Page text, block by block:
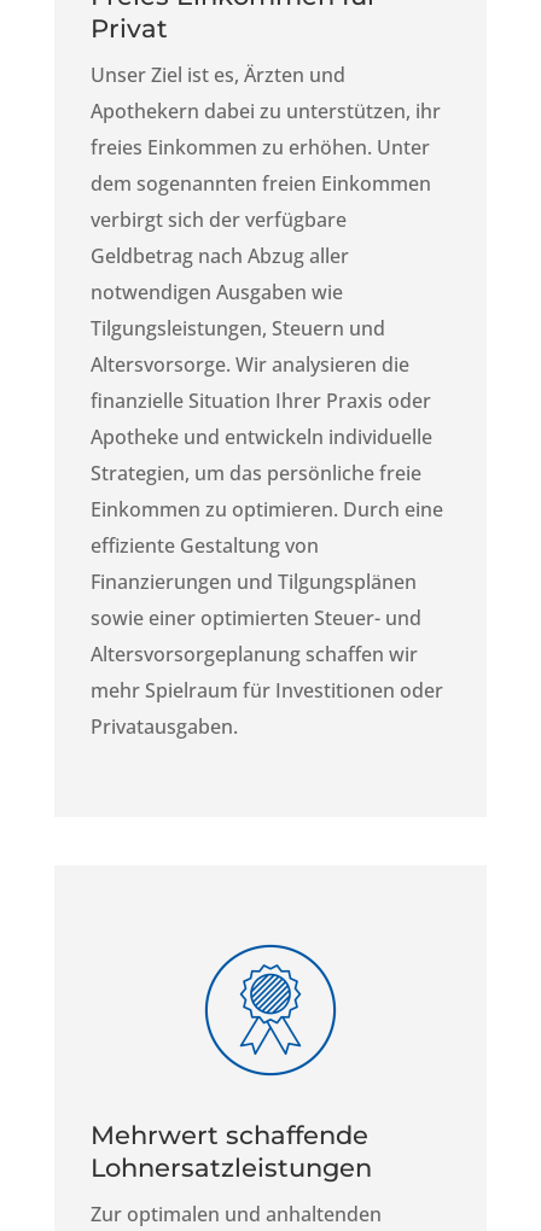
Privat
Unser Ziel ist es, Ärzten und
Apothekern dabei zu unterstützen, ihr
freies Einkommen zu erhöhen. Unter
dem sogenannten freien Einkommen
verbirgt sich der verfügbare
Geldbetrag nach Abzug aller
notwendigen Ausgaben wie
Tilgungsleistungen, Steuern und
Altersvorsorge. Wir analysieren die
finanzielle Situation Ihrer Praxis oder
Apotheke und entwickeln individuelle
Strategien, um das persönliche freie
Einkommen zu optimieren. Durch eine
effiziente Gestaltung von
Finanzierungen und Tilgungsplänen
sowie einer optimierten Steuer- und
Altersvorsorgeplanung schaffen wir
mehr Spielraum für Investitionen oder
Privatausgaben.
Mehrwert schaffende
Lohnersatzleistungen
Zur optimalen und anhaltenden